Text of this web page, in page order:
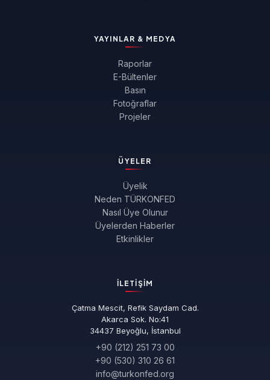
YAYINLAR & MEDYA
Raporlar
E-Bültenler
Basın
Fotoğraflar
Projeler
ÜYELER
Üyelik
Neden TÜRKONFED
Nasıl Üye Olunur
Üyelerden Haberler
Etkinlikler
İLETIŞIM
Çatma Mescit, Refik Saydam Cad.
Akarca Sok. No:41
34437 Beyoğlu, İstanbul
+90 (212) 251 73 00
+90 (530) 310 26 61
info@turkonfed.org